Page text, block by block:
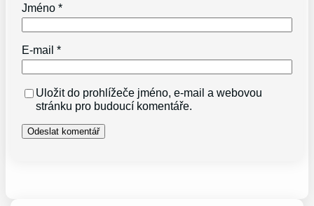
Jméno*
E-mail*
Uložit do prohlížeče jméno, e-mail a webovou
stránku pro budoucí komentáře.